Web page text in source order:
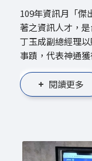
109年資訊月「傑
著之資訊人才，
丁玉成副總經理
事蹟，代表神通獲
閱讀更多